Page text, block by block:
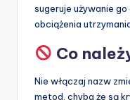
sugeruje używanie
obciążenia
Co
Nie włączaj nazw
metod, chyba że są